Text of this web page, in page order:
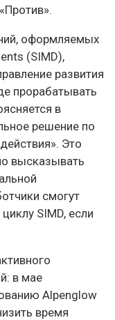
оформляемых
(SIMD),
развития
прорабатывать
в
решение по
Это
высказывать
смогут
SIMD, если
в мае
Alpenglow
время